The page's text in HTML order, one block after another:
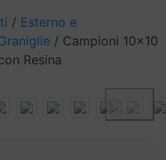
/ Esterno e
/ Campioni 10×10
Resina